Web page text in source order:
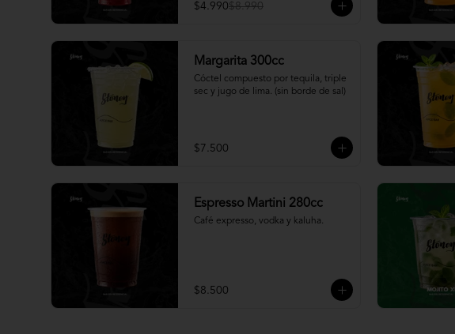
$4.990$8.990
Margarita 300cc
Cóctel compuesto por tequila, triple
sec y jugo de lima. (sin borde de sal)
$7.500
Espresso Martini 280cc
Café expresso, vodka y kaluha.
$8.500